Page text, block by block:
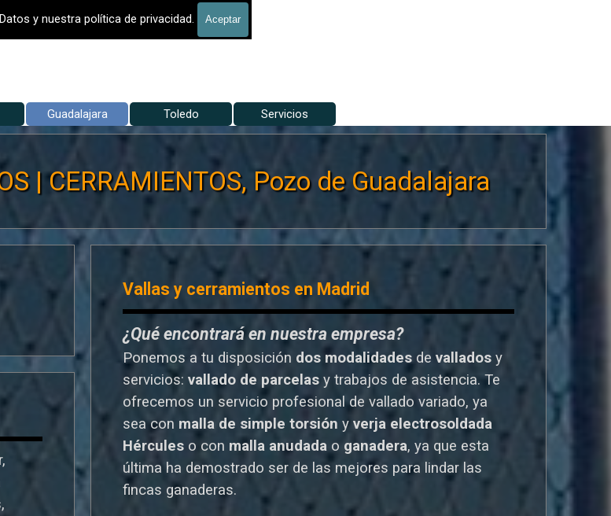
y nuestra política de privacidad. Aceptar
DE FINCAS
Saltar menú
▼
Guadalajara ▼
Toledo ▼
Servicios
| CERRAMIENTOS, Pozo de Guadalajara
Vallas y cerramientos en Madrid
¿Qué encontrará en nuestra empresa?
Ponemos a tu disposición dos modalidades de vallados y
servicios: vallado de parcelas y trabajos de asistencia. Te
ofrecemos un servicio profesional de vallado variado, ya
sea con malla de simple torsión y verja electrosoldada
Hércules o con malla anudada o ganadera, ya que esta
última ha demostrado ser de las mejores para lindar las
fincas ganaderas.